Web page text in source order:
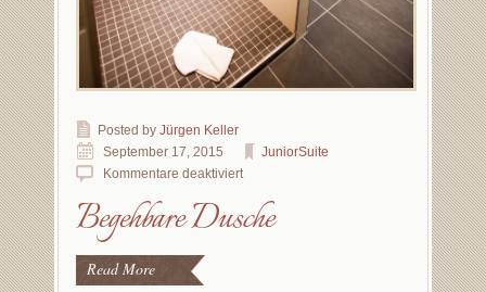
Posted by Jürgen Keller
September 17, 2015
JuniorSuite
Kommentare deaktiviert
Begehbare Dusche
Read More